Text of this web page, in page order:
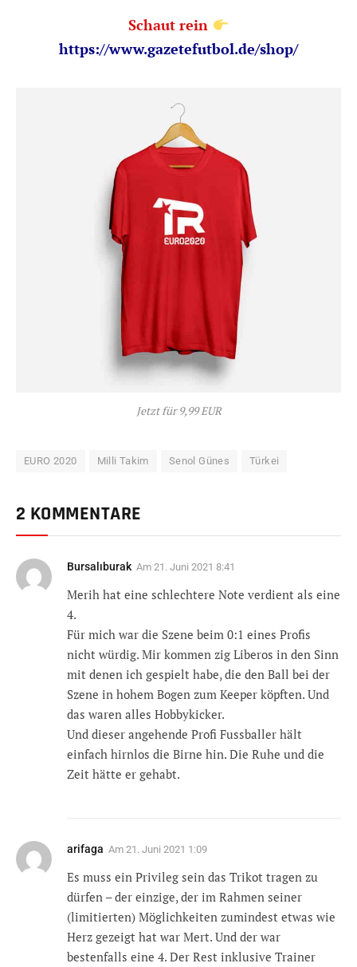
Schaut rein
https://www.gazetefutbol.de/shop/
Jetzt für 9,99 EUR
EURO 2020 Milli Takim Senol Günes Türkei
2 KOMMENTARE
Bursalıburak Am 21. Juni 2021 8:41
Merih hat eine schlechtere Note verdient als eine
4.
Für mich war die Szene beim 0:1 eines Profis
nicht würdig. Mir kommen zig Liberos in den Sinn
mit denen ich gespielt habe, die den Ball bei der
Szene in hohem Bogen zum Keeper köpften. Und
das waren alles Hobbykicker.
Und dieser angehende Profi Fussballer hält
einfach hirnlos die Birne hin. Die Ruhe und die
Zeit hätte er gehabt.
arifaga Am 21. Juni 2021 1:09
Es muss ein Privileg sein das Trikot tragen zu
dürfen – der einzige, der im Rahmen seiner
(limitierten) Möglichkeiten zumindest etwas wie
Herz gezeigt hat war Mert. Und der war
bestenfalls eine 4. Der Rest inklusive Trainer